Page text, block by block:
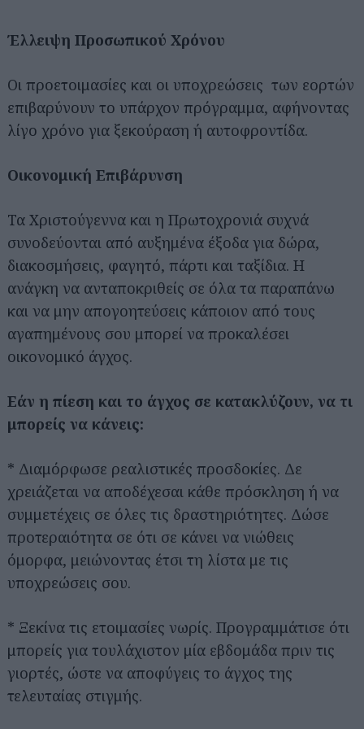
Έλλειψη Προσωπικού Χρόνου
Οι προετοιμασίες και οι υποχρεώσεις των εορτών
επιβαρύνουν το υπάρχον πρόγραμμα, αφήνοντας
λίγο χρόνο για ξεκούραση ή αυτοφροντίδα.
Οικονομική Επιβάρυνση
Τα Χριστούγεννα και η Πρωτοχρονιά συχνά
συνοδεύονται από αυξημένα έξοδα για δώρα,
διακοσμήσεις, φαγητό, πάρτι και ταξίδια. Η
ανάγκη να ανταποκριθείς σε όλα τα παραπάνω
και να μην απογοητεύσεις κάποιον από τους
αγαπημένους σου μπορεί να προκαλέσει
οικονομικό άγχος.
Εάν η πίεση και το άγχος σε κατακλύζουν, να τι
μπορείς να κάνεις:
* Διαμόρφωσε ρεαλιστικές προσδοκίες. Δε
χρειάζεται να αποδέχεσαι κάθε πρόσκληση ή να
συμμετέχεις σε όλες τις δραστηριότητες. Δώσε
προτεραιότητα σε ότι σε κάνει να νιώθεις
όμορφα, μειώνοντας έτσι τη λίστα με τις
υποχρεώσεις σου.
* Ξεκίνα τις ετοιμασίες νωρίς. Προγραμμάτισε ότι
μπορείς για τουλάχιστον μία εβδομάδα πριν τις
γιορτές, ώστε να αποφύγεις το άγχος της
τελευταίας στιγμής.